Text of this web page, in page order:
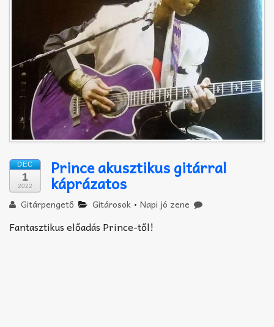
Improvizáció
DEC
1
2022
Prince akusztikus gitárral
káprázatos
Gitárpengető Gitárosok •Napi jó zene
Fantasztikus előadás Prince-től!